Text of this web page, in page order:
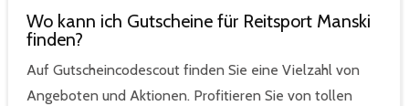
Wo kann ich Gutscheine für Reitsport Manski
finden?
Auf Gutscheincodescout finden Sie eine Vielzahl von
Angeboten und Aktionen. Profitieren Sie von tollen